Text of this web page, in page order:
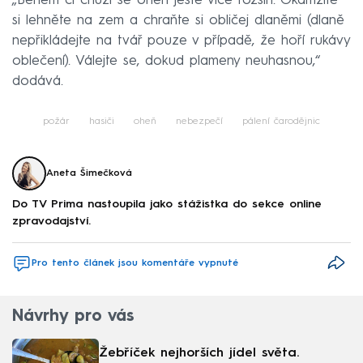
si lehněte na zem a chraňte si obličej dlaněmi (dlaně
nepřikládejte na tvář pouze v případě, že hoří rukávy
oblečení). Válejte se, dokud plameny neuhasnou,“
dodává.
požár hasiči oheň nebezpečí pálení čarodějnic
Aneta Šimečková
Do TV Prima nastoupila jako stážistka do sekce online
zpravodajství.
Pro tento článek jsou komentáře vypnuté
Návrhy pro vás
Žebříček nejhorších jídel světa.